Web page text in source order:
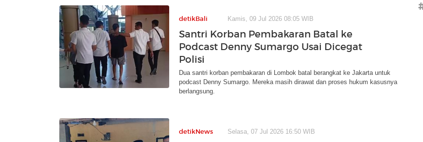
detikBali Kamis, 09 Jul 2026 08:05 WIB
Santri Korban Pembakaran Batal ke
Podcast Denny Sumargo Usai Dicegat
Polisi
Dua santri korban pembakaran di Lombok batal berangkat ke Jakarta untuk
podcast Denny Sumargo. Mereka masih dirawat dan proses hukum kasusnya
berlangsung.
detikNews Selasa, 07 Jul 2026 16:50 WIB